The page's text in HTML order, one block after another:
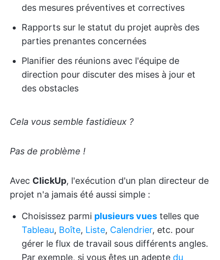
des mesures préventives et correctives
Rapports sur le statut du projet auprès des
parties prenantes concernées
Planifier des réunions avec l'équipe de
direction pour discuter des mises à jour et
des obstacles
Cela vous semble fastidieux ?
Pas de problème !
Avec ClickUp, l'exécution d'un plan directeur de
projet n'a jamais été aussi simple :
Choisissez parmi plusieurs vues telles que
Tableau, Boîte, Liste, Calendrier, etc. pour
gérer le flux de travail sous différents angles.
Par exemple, si vous êtes un adepte du